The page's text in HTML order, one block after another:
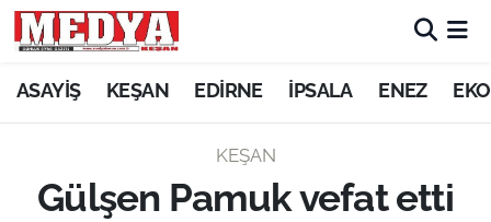
ASAYİŞ KEŞAN EDİRNE İPSALA ENEZ
KEŞAN
Gülşen Pamuk vefat etti
KEŞAN
ASAYİŞ